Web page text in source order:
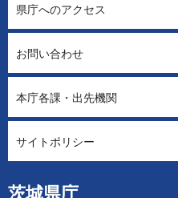
茨城県庁
県庁へのアクセス
お問い合わせ
本庁各課・出先機関
サイトポリシー